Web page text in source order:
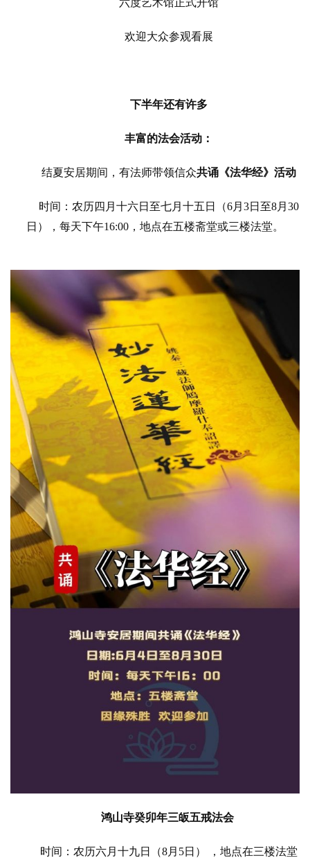
欢迎大众参观看展
下半年还有许多
丰富的法会活动：
结夏安居期间，有法师带领信众共诵 《法华经》活动
时间：农历四月十六日至七月十五日（6月 3日至8月 30
日），每天下午16:00 ，地点在五楼斋堂或三楼法堂。
鸿山寺癸卯年三皈五戒法会
时间：农历六月十九日（8月 5日） ，地点在三楼法堂